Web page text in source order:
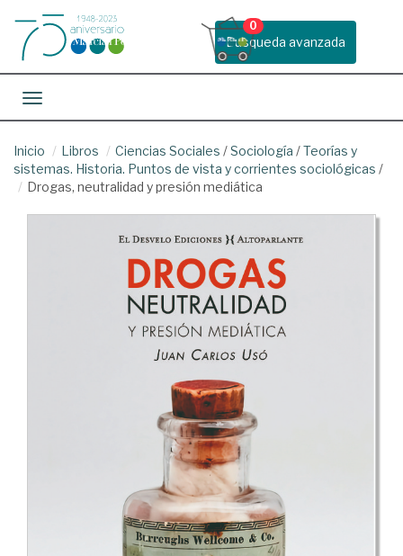
Busqueda avanzada
0
Toggle navigation
Inicio Libros Ciencias Sociales /Sociología /Teorías y
sistemas. Historia. Puntos de vista y corrientes sociológicas /
Drogas, neutralidad y presión mediática